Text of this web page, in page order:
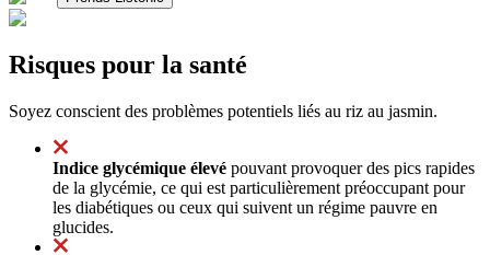
Risques pour la santé
Soyez conscient des problèmes potentiels liés au riz au jasmin.
Indice glycémique élevé pouvant provoquer des pics rapides
de la glycémie, ce qui est particulièrement préoccupant pour
les diabétiques ou ceux qui suivent un régime pauvre en
glucides.